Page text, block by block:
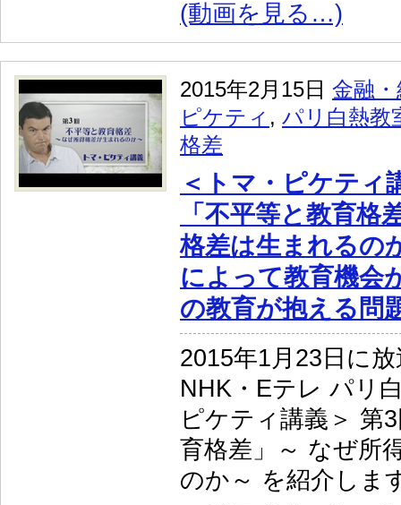
(動画を見る…)
2015年2月15日 金融
ピケティ , パリ白熱教
格差
＜トマ・ピケティ
「不平等と教育格
格差は生まれるの
によって教育機会
の教育が抱える問
2015年1月23日に
NHK・Eテレ パリ
ピケティ講義＞ 第
育格差」～ なぜ所
のか～ を紹介しま